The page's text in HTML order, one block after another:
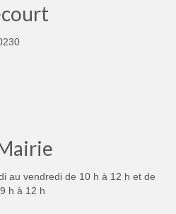
au vendredi de 10 h à 12 h et de
h à 12 h